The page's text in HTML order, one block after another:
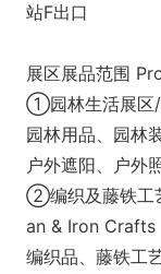
站F出口
展区展品范围
①园林生活展区
园林用品、园林
户外遮阳、户外
②编织及藤铁工
an & Iron Crafts
编织品、藤铁工